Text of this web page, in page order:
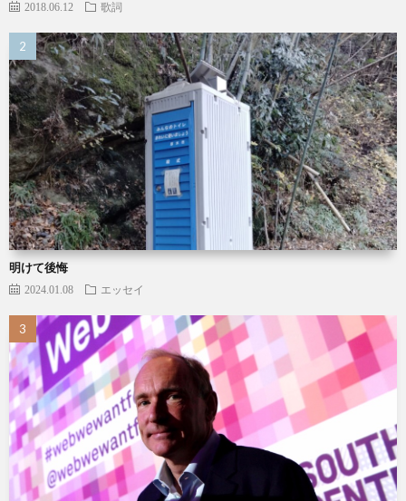
2018.06.12 歌詞
明けて後悔
2024.01.08 エッセイ